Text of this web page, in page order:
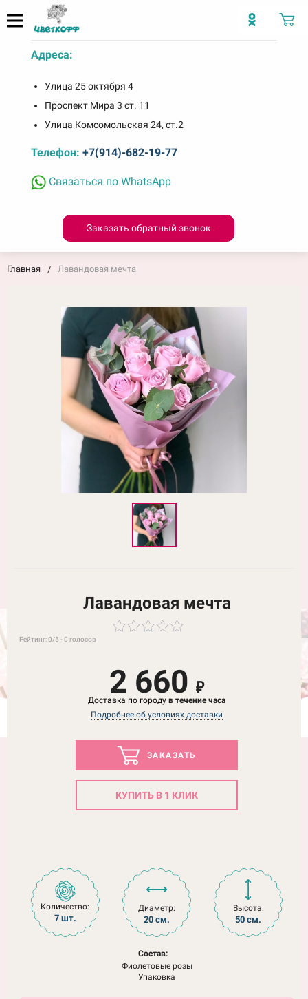
Адреса:
Улица 25 октября 4
Проспект Мира 3 ст. 11
Улица Комсомольская 24, ст.2
Телефон: +7(914)-682-19-77
Связаться по WhatsApp
Заказать обратный звонок
Главная Лавандовая мечта
Лавандовая мечта
Рейтинг:0/5 -0 голосов
2 660₽
Доставка по городув течение часа
Подробнее об условиях доставки
ЗАКАЗАТЬ
КУПИТЬ В 1 КЛИК
Количество:
7 шт.
Диаметр:
20 см.
Высота:
50 см.
Состав:
Фиолетовые розы
Упаковка